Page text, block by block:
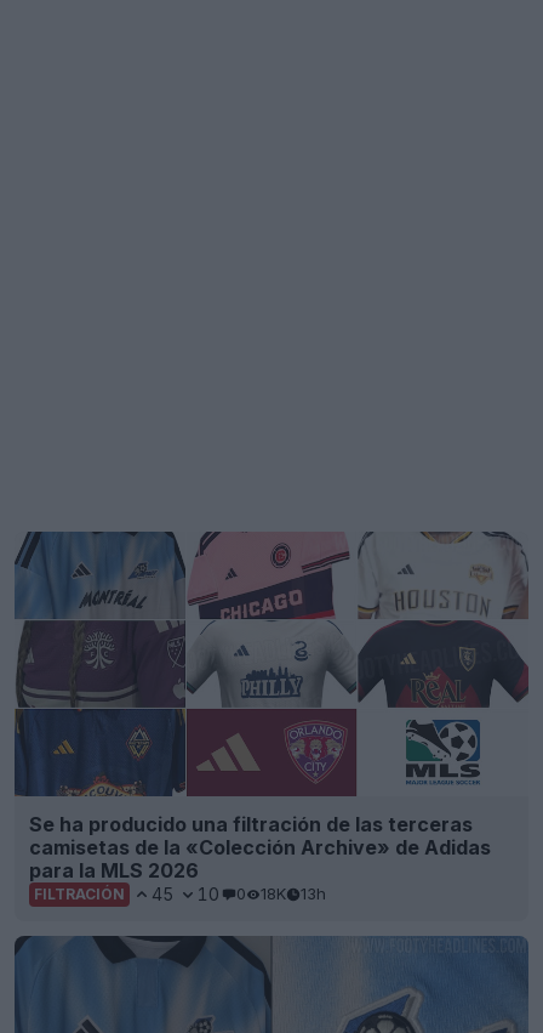
Se ha producido una filtración de las terceras
camisetas de la «Colección Archive» de Adidas
para la MLS 2026
FILTRACIÓN 45 10 0 18K 13h